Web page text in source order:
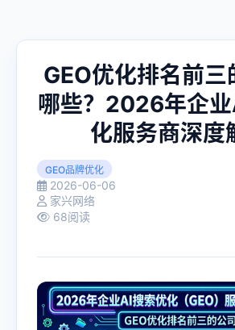
GEO优化排名前三
哪些？2026年企
化服务商深度
GEO品牌优化
2026-06-06
家兴网络
68阅读